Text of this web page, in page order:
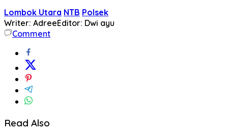
Lombok Utara NTB Polsek
Writer: AdreeEditor: Dwi ayu
Comment
Read Also